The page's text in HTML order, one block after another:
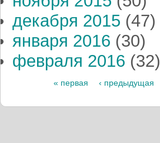
декабря 2015 (47)
января 2016 (30)
февраля 2016 (32)
Страницы« первая ‹ предыдущая